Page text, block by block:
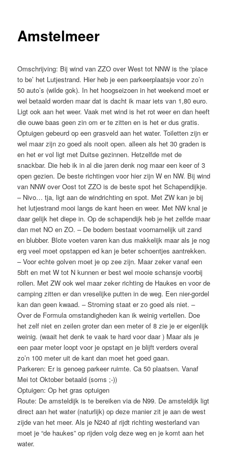
Amstelmeer
Omschrijving: Bij wind van ZZO over West tot NNW is the ‘place
to be’ het Lutjestrand. Hier heb je een parkeerplaatsje voor zo’n
50 auto’s (wilde gok). In het hoogseizoen in het weekend moet er
wel betaald worden maar dat is dacht ik maar iets van 1,80 euro.
Ligt ook aan het weer. Vaak met wind is het rot weer en dan heeft
die ouwe baas geen zin om er te zitten en is het er dus gratis.
Optuigen gebeurd op een grasveld aan het water. Toiletten zijn er
wel maar zijn zo goed als nooit open. alleen als het 30 graden is
en het er vol ligt met Duitse gezinnen. Hetzelfde met de
snackbar. Die heb ik in al die jaren denk nog maar een keer of 3
open gezien. De beste richtingen voor hier zijn W en NW. Bij wind
van NNW over Oost tot ZZO is de beste spot het Schapendijkje.
– Nivo… tja, ligt aan de windrichting en spot. Met ZW kan je bij
het lutjestrand mooi langs de kant heen en weer. Met NW knal je
daar gelijk het diepe in. Op de schapendijk heb je het zelfde maar
dan met NO en ZO. – De bodem bestaat voornamelijk uit zand
en blubber. Blote voeten varen kan dus makkelijk maar als je nog
erg veel moet opstappen ed kan je beter schoentjes aantrekken.
– Voor echte golven moet je op zee zijn. Maar zeker vanaf een
5bft en met W tot N kunnen er best wel mooie schansje voorbij
rollen. Met ZW ook wel maar zeker richting de Haukes en voor de
camping zitten er dan vreselijke putten in de weg. Een nier-gordel
kan dan geen kwaad. – Stroming staat er zo goed als niet. –
Over de Formula omstandigheden kan ik weinig vertellen. Doe
het zelf niet en zeilen groter dan een meter of 8 zie je er eigenlijk
weinig. (waait het denk te vaak te hard voor daar ) Maar als je
een paar meter loopt voor je opstapt en je blijft verders overal
zo’n 100 meter uit de kant dan moet het goed gaan.
Parkeren: Er is genoeg parkeer ruimte. Ca 50 plaatsen. Vanaf
Mei tot Oktober betaald (soms ;-))
Optuigen: Op het gras optuigen
Route: De amsteldijk is te bereiken via de N99. De amsteldijk ligt
direct aan het water (naturlijk) op deze manier zit je aan de west
zijde van het meer. Als je N240 af rijdt richting westerland van
moet je “de haukes” op rijden volg deze weg en je komt aan het
water.